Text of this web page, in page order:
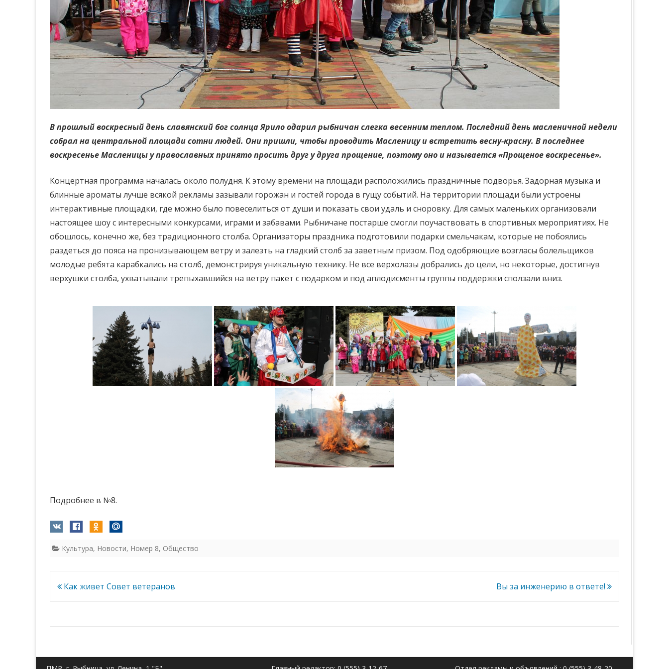
В прошлый воскресный день славянский бог солнца Ярило одарил рыбничан слегка весенним теплом. Последний день масленичной недели
собрал на центральной площади сотни людей. Они пришли, чтобы проводить Масленицу и встретить весну-красну. В последнее
воскресенье Масленицы у православных принято просить друг у друга прощение, поэтому оно и называется «Прощеное воскресенье».
Концертная программа началась около полудня. К этому времени на площади расположились праздничные подворья. Задорная музыка и
блинные ароматы лучше всякой рекламы зазывали горожан и гостей города в гущу событий. На территории площади были устроены
интерактивные площадки, где можно было повеселиться от души и показать свои удаль и сноровку. Для самых маленьких организовали
настоящее шоу с интересными конкурсами, играми и забавами. Рыбничане постарше смогли поучаствовать в спортивных мероприятиях. Не
обошлось, конечно же, без традиционного столба. Организаторы праздника подготовили подарки смельчакам, которые не побоялись
раздеться до пояса на пронизывающем ветру и залезть на гладкий столб за заветным призом. Под одобряющие возгласы болельщиков
молодые ребята карабкались на столб, демонстрируя уникальную технику. Не все верхолазы добрались до цели, но некоторые, достигнув
верхушки столба, ухватывали трепыхавшийся на ветру пакет с подарком и под аплодисменты группы поддержки сползали вниз.
Подробнее в №8.
Культура, Новости, Номер 8, Общество
Навигация
Как живет Совет ветеранов Вы за инженерию в ответе!